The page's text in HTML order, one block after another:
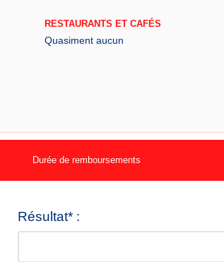
RESTAURANTS ET CAFÉS
Quasiment aucun
Durée de remboursements